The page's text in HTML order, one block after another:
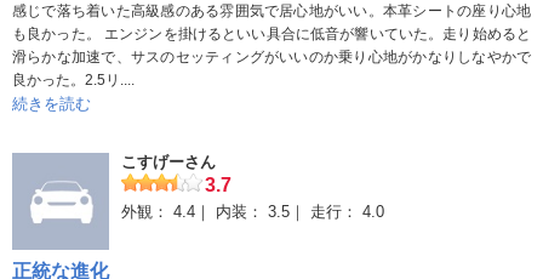
感じで落ち着いた高級感のある雰囲気で居心地がいい。本革シートの座り心地
も良かった。 エンジンを掛けるといい具合に低音が響いていた。走り始めると
滑らかな加速で、サスのセッティングがいいのか乗り心地がかなりしなやかで
良かった。2.5リ....
続きを読む
こすげーさん
3.7
外観： 4.4 内装： 3.5 走行： 4.0
正統な進化